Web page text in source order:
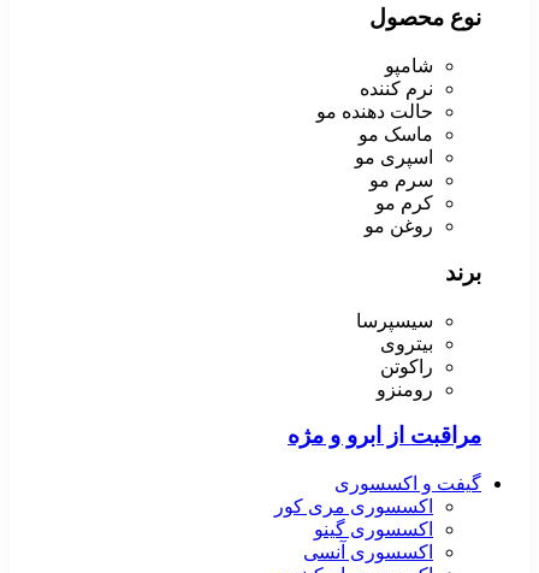
نوع محصول
شامپو
نرم کننده
حالت دهنده مو
ماسک مو
اسپری مو
سرم مو
کرم مو
روغن مو
برند
سیسپرسا
بیتروی
راکوتن
رومنزو
مراقبت از ابرو و مژه
گیفت و اکسسوری
اکسسوری مری کور
اکسسوری گینو
اکسسوری آنسی